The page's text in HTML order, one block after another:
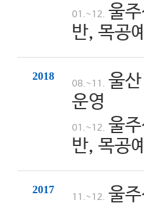
01.~12. 울
반, 목공
2018
08.~11. 울
운영
01.~12. 울
반, 목공
2017
11.~12. 울